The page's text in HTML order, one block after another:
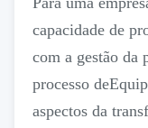
capacidade de
com a gestão da
processo
aspectos da